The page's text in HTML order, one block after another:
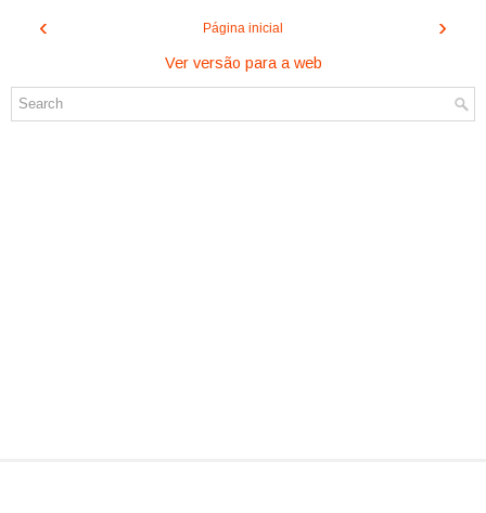
‹ ›
Página inicial
Ver versão para a web